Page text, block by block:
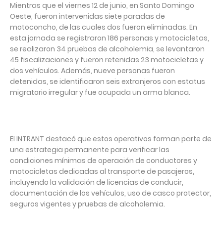
Mientras que el viernes 12 de junio, en Santo Domingo
Oeste, fueron intervenidas siete paradas de
motoconcho, de las cuales dos fueron eliminadas. En
esta jornada se registraron 186 personas y motocicletas,
se realizaron 34 pruebas de alcoholemia, se levantaron
45 fiscalizaciones y fueron retenidas 23 motocicletas y
dos vehículos. Además, nueve personas fueron
detenidas, se identificaron seis extranjeros con estatus
migratorio irregular y fue ocupada un arma blanca.
El INTRANT destacó que estos operativos forman parte de
una estrategia permanente para verificar las
condiciones mínimas de operación de conductores y
motocicletas dedicadas al transporte de pasajeros,
incluyendo la validación de licencias de conducir,
documentación de los vehículos, uso de casco protector,
seguros vigentes y pruebas de alcoholemia.